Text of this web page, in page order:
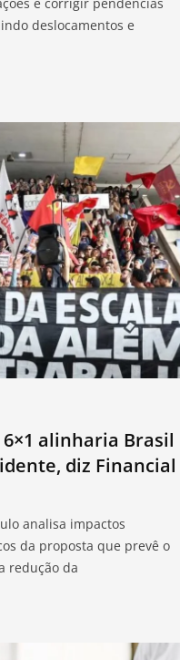
deslocamentos e
alinharia Brasil
diz Financial
analisa impactos
da proposta que prevê o
redução da